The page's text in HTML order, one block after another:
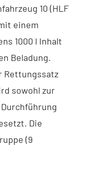
10 (HLF
einem
1000 l Inhalt
Beladung.
Rettungssatz
sowohl zur
Die
(9